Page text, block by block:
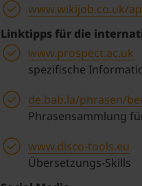
www.wikijob.co.uk/
Linktipps für die
www.prospect.ac.uk
spezifische
de.bab.la/phrasen/
Phrasensammlung
www.disco-tools.eu
Übersetzungs-Skills